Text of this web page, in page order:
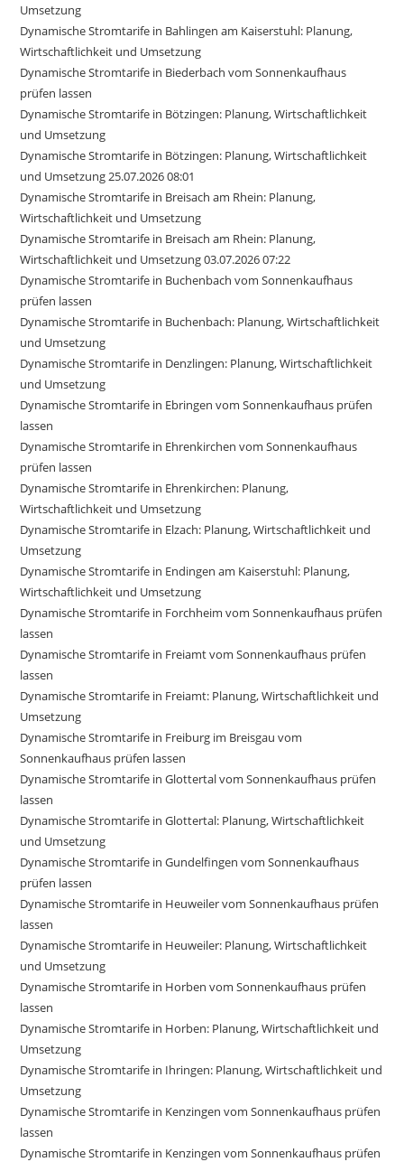
Umsetzung
Dynamische Stromtarife in Bahlingen am Kaiserstuhl: Planung,
Wirtschaftlichkeit und Umsetzung
Dynamische Stromtarife in Biederbach vom Sonnenkaufhaus
prüfen lassen
Dynamische Stromtarife in Bötzingen: Planung, Wirtschaftlichkeit
und Umsetzung
Dynamische Stromtarife in Bötzingen: Planung, Wirtschaftlichkeit
und Umsetzung 25.07.2026 08:01
Dynamische Stromtarife in Breisach am Rhein: Planung,
Wirtschaftlichkeit und Umsetzung
Dynamische Stromtarife in Breisach am Rhein: Planung,
Wirtschaftlichkeit und Umsetzung 03.07.2026 07:22
Dynamische Stromtarife in Buchenbach vom Sonnenkaufhaus
prüfen lassen
Dynamische Stromtarife in Buchenbach: Planung, Wirtschaftlichkeit
und Umsetzung
Dynamische Stromtarife in Denzlingen: Planung, Wirtschaftlichkeit
und Umsetzung
Dynamische Stromtarife in Ebringen vom Sonnenkaufhaus prüfen
lassen
Dynamische Stromtarife in Ehrenkirchen vom Sonnenkaufhaus
prüfen lassen
Dynamische Stromtarife in Ehrenkirchen: Planung,
Wirtschaftlichkeit und Umsetzung
Dynamische Stromtarife in Elzach: Planung, Wirtschaftlichkeit und
Umsetzung
Dynamische Stromtarife in Endingen am Kaiserstuhl: Planung,
Wirtschaftlichkeit und Umsetzung
Dynamische Stromtarife in Forchheim vom Sonnenkaufhaus prüfen
lassen
Dynamische Stromtarife in Freiamt vom Sonnenkaufhaus prüfen
lassen
Dynamische Stromtarife in Freiamt: Planung, Wirtschaftlichkeit und
Umsetzung
Dynamische Stromtarife in Freiburg im Breisgau vom
Sonnenkaufhaus prüfen lassen
Dynamische Stromtarife in Glottertal vom Sonnenkaufhaus prüfen
lassen
Dynamische Stromtarife in Glottertal: Planung, Wirtschaftlichkeit
und Umsetzung
Dynamische Stromtarife in Gundelfingen vom Sonnenkaufhaus
prüfen lassen
Dynamische Stromtarife in Heuweiler vom Sonnenkaufhaus prüfen
lassen
Dynamische Stromtarife in Heuweiler: Planung, Wirtschaftlichkeit
und Umsetzung
Dynamische Stromtarife in Horben vom Sonnenkaufhaus prüfen
lassen
Dynamische Stromtarife in Horben: Planung, Wirtschaftlichkeit und
Umsetzung
Dynamische Stromtarife in Ihringen: Planung, Wirtschaftlichkeit und
Umsetzung
Dynamische Stromtarife in Kenzingen vom Sonnenkaufhaus prüfen
lassen
Dynamische Stromtarife in Kenzingen vom Sonnenkaufhaus prüfen